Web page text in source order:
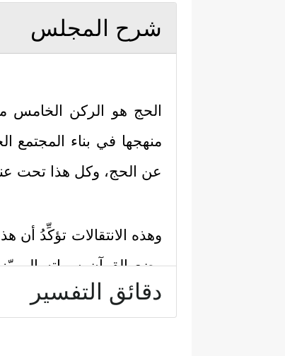
شرح المجلس
الحج هو الركن الخامس
منهجها في بناء المجتمع
عن الحج، وكل هذا تحت
وهذه الانتقالات تؤكِّدُ
وضع القرآن سماته
زياراتهم ومناسباتهم الدينيّة:
دقائق التفسير